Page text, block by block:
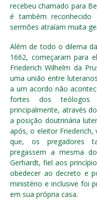
recebeu chamado para
é também reconhecido
sermões atraíam muita
Além de todo o dilema
1662, começaram para
Friederich Wilhelm da
uma união entre
a um acordo não
fortes dos teólogos
principalmente, através
a posição doutrinária
após, o eleitor
que, os pregadores
pregassem a mesma
Gerhardt, fiel aos
obedecer ao decreto e
ministério e inclusive foi
em sua própria casa.